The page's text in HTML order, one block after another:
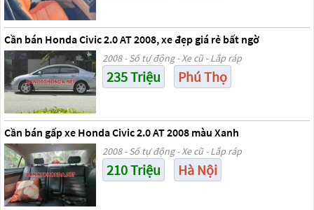
Cần bán Honda Civic 2.0 AT 2008, xe đẹp giá rẻ bất ngờ
2008 - Số tự động - Xe cũ - Lắp ráp
235 Triệu Phú Thọ
Cần bán gấp xe Honda Civic 2.0 AT 2008 màu Xanh
2008 - Số tự động - Xe cũ - Lắp ráp
210 Triệu Hà Nội